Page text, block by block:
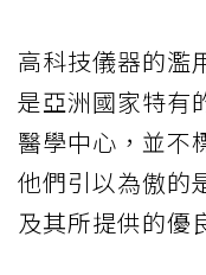
高科技儀器的濫
是亞洲國家特有
醫學中心，並不
他們引以為傲的
及其所提供的優